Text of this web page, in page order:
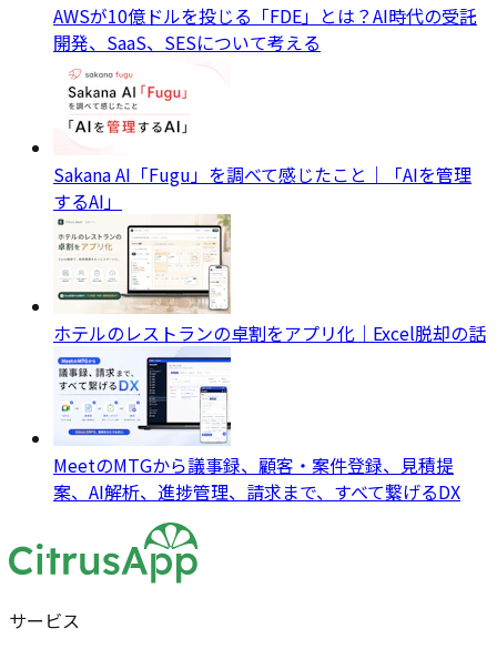
AWSが10億ドルを投じる「FDE」とは？AI時代の受託
開発、SaaS、SESについて考える
Sakana AI「Fugu」を調べて感じたこと｜「AIを管理
するAI」
ホテルのレストランの卓割をアプリ化｜Excel脱却の話
MeetのMTGから議事録、顧客・案件登録、見積提
案、AI解析、進捗管理、請求まで、すべて繋げるDX
サービス